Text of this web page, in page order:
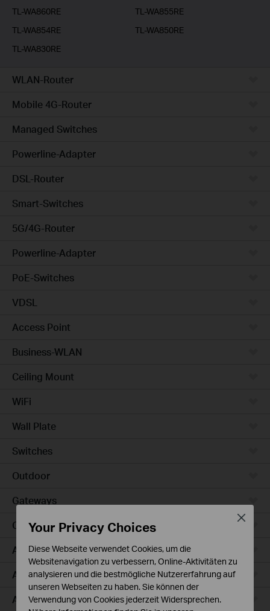
TL-WA860RE
TL-WA855RE
TL-WA854RE
TL-WA850RE
TL-WA830RE
WLAN-Router
Mobile 4G-Router
Managed Switches
Powerline-Adapter
DSL-Router
Smart-Switches
5G/4G-Router
Powerline-Adapter
PoE-Switches
VDSL
Access Point
Business-WLAN
Ceiling Mount
WiFi
Wall Plate
Switches
Outdoor
Gateways
Campus
Access Max
Aggregation
Access Plus
Your Privacy Choices
Diese Webseite verwendet Cookies, um die
Websitenavigation zu verbessern, Online-Aktivitäten zu
analysieren und die bestmögliche Nutzererfahrung auf
unseren Webseiten zu haben. Sie können der
Verwendung von Cookies jederzeit Widersprechen.
Close